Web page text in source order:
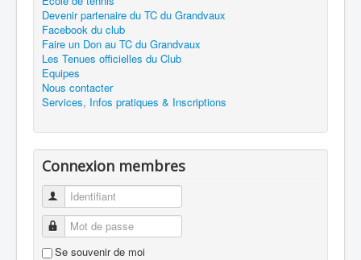
Devenir partenaire du TC du Grandvaux
Facebook du club
Faire un Don au TC du Grandvaux
Les Tenues officielles du Club
Equipes
Nous contacter
Services, Infos pratiques & Inscriptions
Connexion membres
Identifiant
Mot de passe
Se souvenir de moi